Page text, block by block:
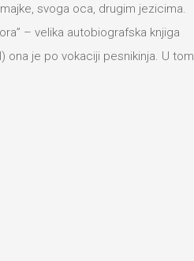
svoga oca, drugim jezicima.
– velika autobiografska knjiga
ona je po vokaciji pesnikinja. U tom